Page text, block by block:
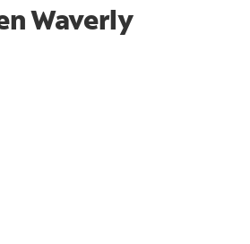
Waverly